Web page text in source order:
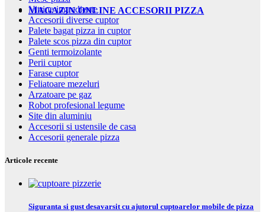
MAGAZIN ONLINE ACCESORII PIZZA
Vitrine ingrediente
Accesorii diverse cuptor
Palete bagat pizza in cuptor
Palete scos pizza din cuptor
Genti termoizolante
Perii cuptor
Farase cuptor
Feliatoare mezeluri
Arzatoare pe gaz
Robot profesional legume
Site din aluminiu
Accesorii si ustensile de casa
Accesorii generale pizza
Articole recente
Siguranta si gust desavarsit cu ajutorul cuptoarelor mobile de pizza